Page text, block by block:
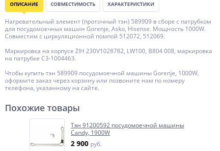
ОПИСАНИЕ СОВМЕСТИМОСТЬ ХАРАКТЕРИСТИКИ
Нагревательный элемент (проточный тэн) 589909 в сборе с патрубком
для посудомоечных машин Gorenje, Asko, Hisense. Мощность 1000W.
Совместим с циркуляционной помпой 512072, 512069.
Маркировка на корпусе ZIH 230V1028782, LW100, B804 008, маркировка
на патрубке C3-1004463.
Чтобы купить тэн 589909 посудомоечной машины Gorenje, 1000W,
оформите заказ через корзину или позвоните нам по номеру
телефона, указанному на сайте.
Похожие товары
Тэн 91200592 посудомоечной машины
Candy, 1900W
2 900 руб.